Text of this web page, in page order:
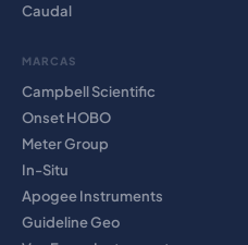
Caudal
MARCAS
Campbell Scientific
Onset HOBO
Meter Group
In-Situ
Apogee Instruments
Guideline Geo